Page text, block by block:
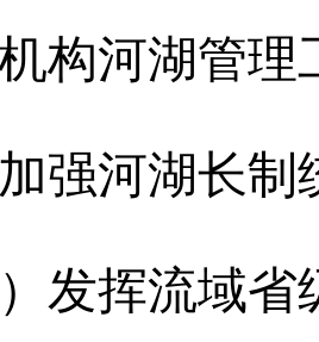
构河湖管
河湖长制
挥流域省